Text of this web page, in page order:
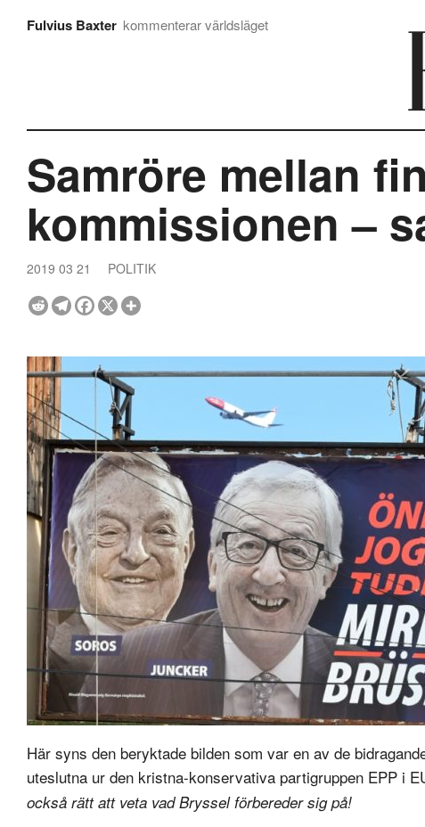
Fulvius Baxter kommenterar världsläget
Samröre mellan
kommissionen –
2019 03 21 POLITIK
Här syns den beryktade bilden som var en av de
uteslutna ur den kristna-konservativa partigruppen EPP i
också rätt att veta vad Bryssel förbereder sig på!